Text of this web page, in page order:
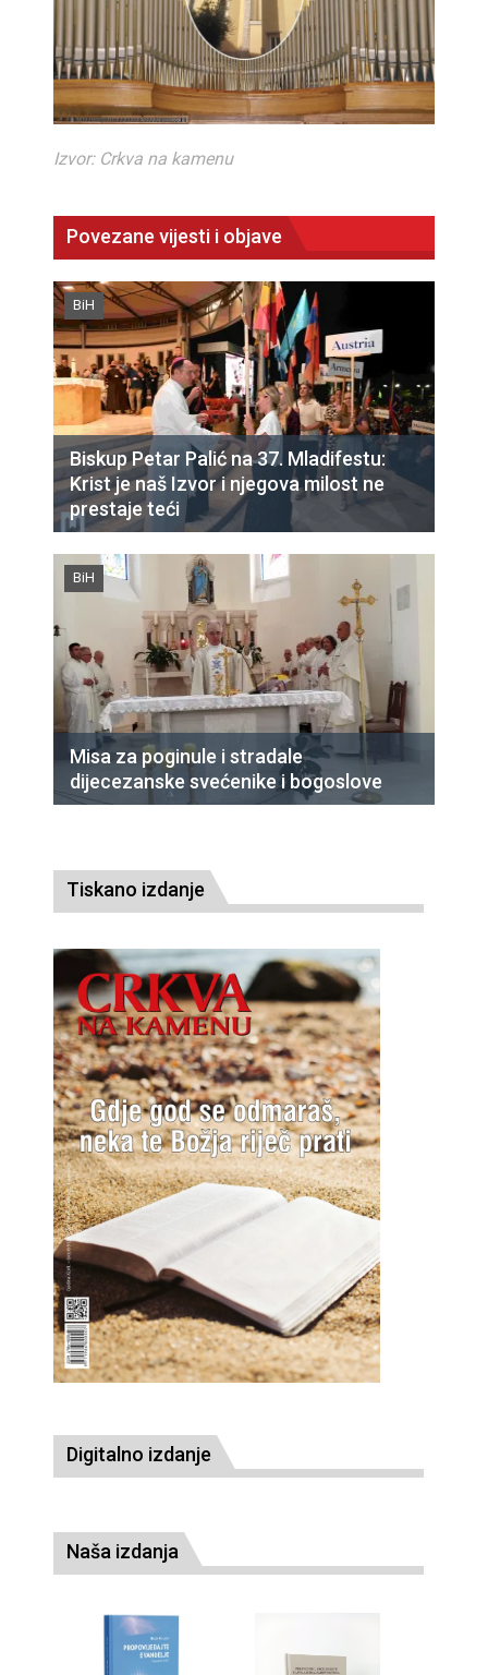
Izvor: Crkva na kamenu
Povezane vijesti i objave
BiH
Biskup Petar Palić na 37. Mladifestu:
Krist je naš Izvor i njegova milost ne
prestaje teći
BiH
Misa za poginule i stradale
dijecezanske svećenike i bogoslove
Tiskano izdanje
Digitalno izdanje
Naša izdanja